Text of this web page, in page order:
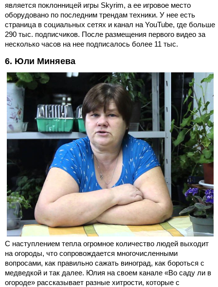
является поклонницей игры Skyrim, а ее игровое место
оборудовано по последним трендам техники. У нее есть
страница в социальных сетях и канал на YouTube, где больше
290 тыс. подписчиков. После размещения первого видео за
несколько часов на нее подписалось более 11 тыс.
6. Юли Миняева
С наступлением тепла огромное количество людей выходит
на огороды, что сопровождается многочисленными
вопросами, как правильно сажать виноград, как бороться с
медведкой и так далее. Юлия на своем канале «Во саду ли в
огороде» рассказывает разные хитрости, которые с